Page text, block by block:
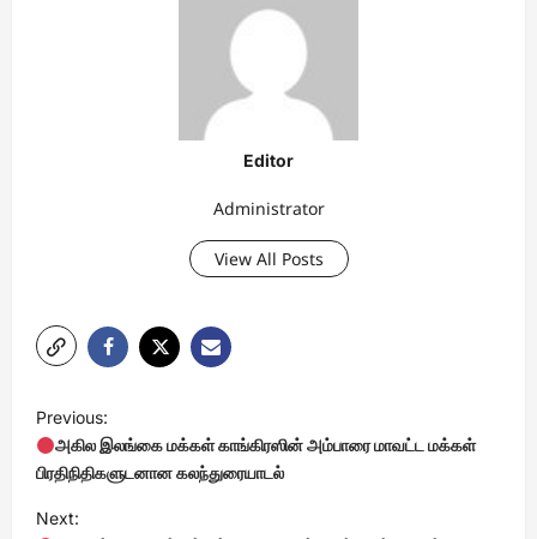
Editor
Administrator
View All Posts
P
o
s
t
Previous:
அகில இலங்கை மக்கள் காங்கிரஸின் அம்பாரை மாவட்ட மக்கள்
பிரதிநிதிகளுடனான கலந்துரையாடல்
Next: